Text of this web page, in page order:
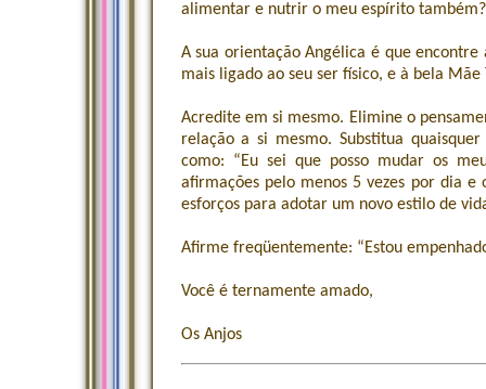
alimentar e nutrir o meu espírito
A sua orientação Angélica é que
mais ligado ao seu ser físico, e à bela Mãe
Acredite em si mesmo. Elimine o
relação a si mesmo. Substitua
como: “Eu sei que posso mudar os
afirmações pelo menos 5 vezes por dia
esforços para adotar um novo estilo de
Afirme freqüentemente: “Estou
Você é ternamente amado,
Os Anjos